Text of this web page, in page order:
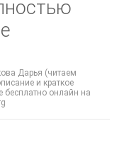
Дарья (читаем
и краткое
бесплатно онлайн на